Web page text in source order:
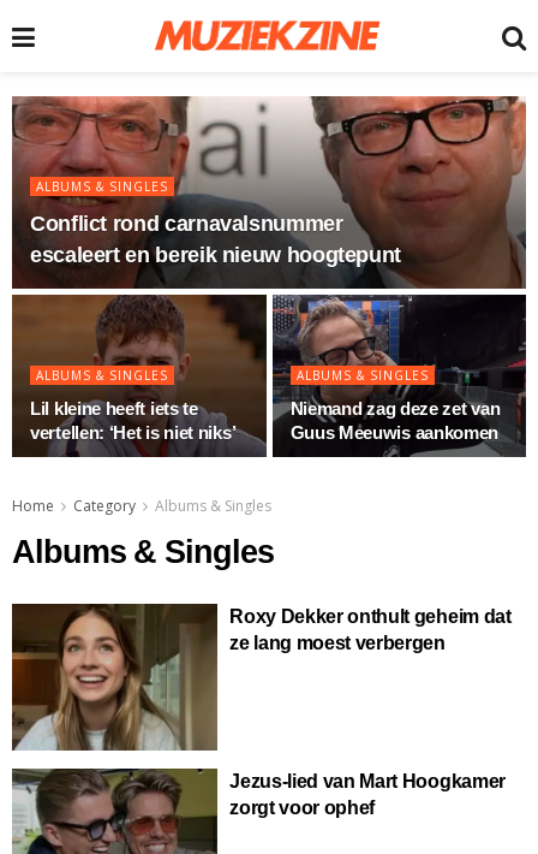
ALBUMS & SINGLES
Conflict rond carnavalsnummer
escaleert en bereik nieuw hoogtepunt
ALBUMS & SINGLES
Lil kleine heeft iets te
vertellen: ‘Het is niet niks’
ALBUMS & SINGLES
Niemand zag deze zet van
Guus Meeuwis aankomen
Home Category Albums & Singles
Albums & Singles
Roxy Dekker onthult geheim dat
ze lang moest verbergen
Jezus-lied van Mart Hoogkamer
zorgt voor ophef